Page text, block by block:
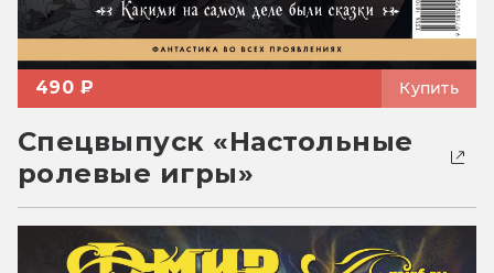
490 ₽ Купить
Спецвыпуск «Настольные
ролевые игры»